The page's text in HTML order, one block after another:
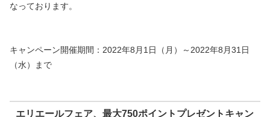
なっております。
キャンペーン開催期間：2022年8月1日（月）～2022年8月31日
（水）まで
エリエールフェア、最大750ポイントプレゼントキャン